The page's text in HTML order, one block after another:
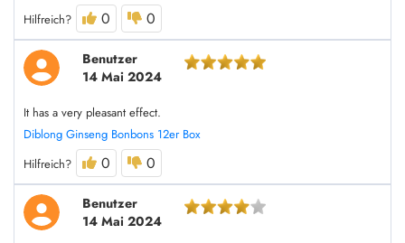
Hilfreich?
0 0
Benutzer
14 Mai 2024
It has a very pleasant effect.
Diblong Ginseng Bonbons 12er Box
Hilfreich?
0 0
Benutzer
14 Mai 2024